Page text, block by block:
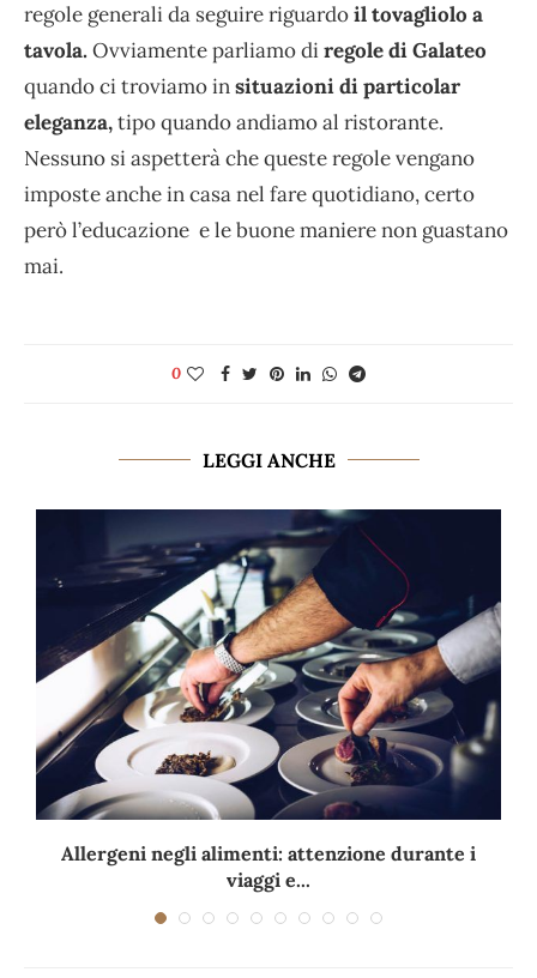
regole generali da seguire riguardoil tovagliolo a
tavola. Ovviamente parliamo diregole di Galateo
quando ci troviamo insituazioni di particolar
eleganza,tipo quando andiamo al ristorante.
Nessuno si aspetterà che queste regole vengano
imposte anche in casa nel fare quotidiano, certo
però l’educazione e le buone maniere non guastano
mai.
0
LEGGI ANCHE
Allergeni negli alimenti: attenzione durante i
viaggi e...